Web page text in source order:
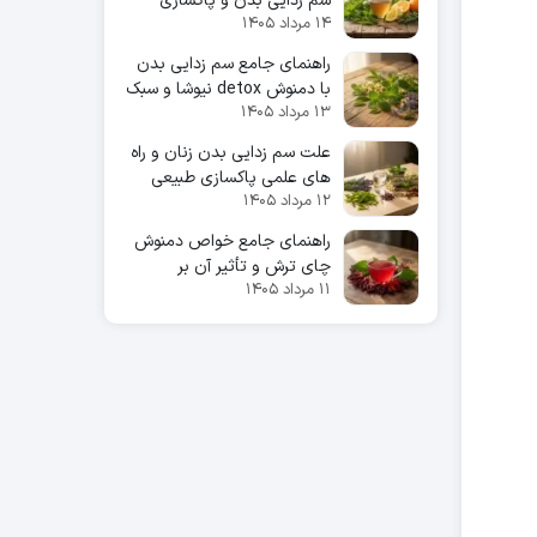
ارگان‌ها
۱۴ مرداد ۱۴۰۵
راهنمای جامع سم زدایی بدن
با دمنوش detox نیوشا و سبک
زندگی سالم
۱۳ مرداد ۱۴۰۵
علت سم زدایی بدن زنان و راه
های علمی پاکسازی طبیعی
۱۲ مرداد ۱۴۰۵
راهنمای جامع خواص دمنوش
چای ترش و تأثیر آن بر
سلامتی
۱۱ مرداد ۱۴۰۵